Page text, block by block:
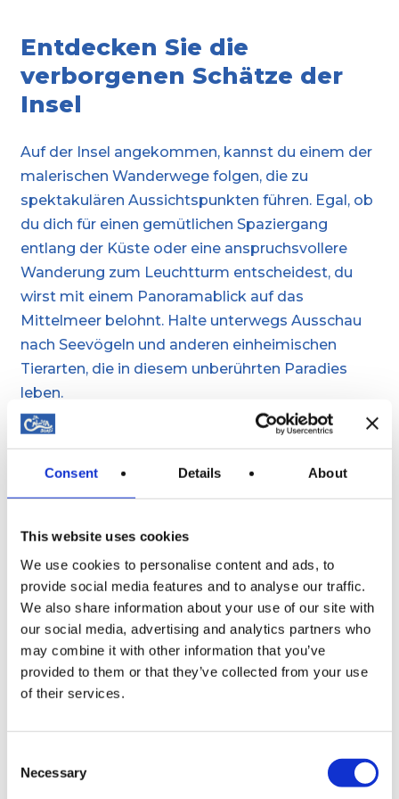
Consent Details About
This website uses cookies
We use cookies to personalise content and ads, to
provide social media features and to analyse our traffic.
We also share information about your use of our site with
our social media, advertising and analytics partners who
may combine it with other information that you’ve
provided to them or that they’ve collected from your use
of their services.
Selection
Necessary
Entdecken Sie die
verborgenen Schätze der
Insel
Auf der Insel angekommen, kannst du einem der
malerischen Wanderwege folgen, die zu
spektakulären Aussichtspunkten führen. Egal, ob
du dich für einen gemütlichen Spaziergang
entlang der Küste oder eine anspruchsvollere
Wanderung zum Leuchtturm entscheidest, du
wirst mit einem Panoramablick auf das
Mittelmeer belohnt. Halte unterwegs Ausschau
nach Seevögeln und anderen einheimischen
Tierarten, die in diesem unberührten Paradies
leben.
Buchen jetzt!